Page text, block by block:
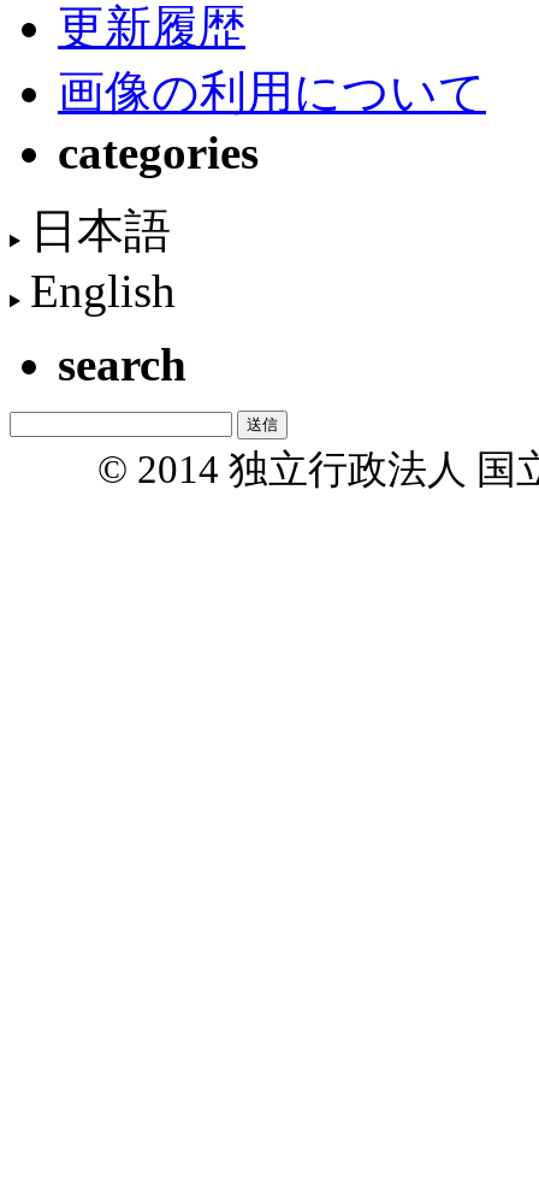
更新履歴
画像の利用について
categories
日本語
English
search
© 2014 独立行政法人 国